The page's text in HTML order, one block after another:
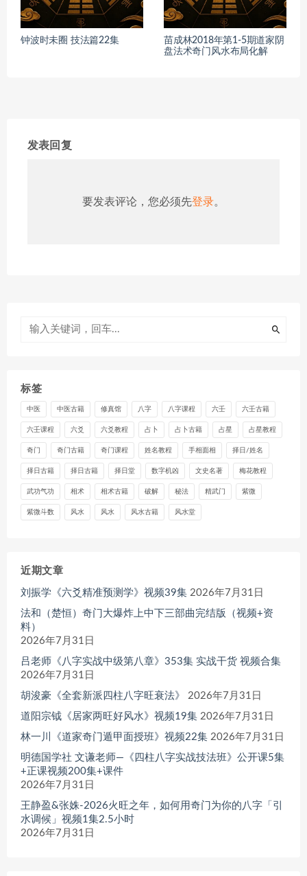
钟波时未圈 技法篇22集
苗成林2018年第1-5期道家阴
盘法术奇门风水布局化解
发表回复
要发表评论，您必须先登录。
标签
中医 中医古籍 修真馆 八字 八字课程 六壬 六壬古籍
六壬课程 六爻 六爻教程 占卜 占卜古籍 占星 占星教程
奇门 奇门古籍 奇门课程 姓名教程 手相面相 择日/姓名
择日古籍 择日古籍 择日堂 数字机凶 文史名著 梅花教程
武功气功 相术 相术古籍 破解 秘法 精武门 紫微
紫微斗数 风水 风水 风水古籍 风水堂
近期文章
刘振学《六爻精准预测学》视频39集 2026年7月31日
法和（楚恒）奇门大爆炸上中下三部曲完结版（视频+资
料）
2026年7月31日
吕老师《八字实战中级第八章》353集 实战干货 视频合集
2026年7月31日
胡浚豪《全套新派四柱八字旺衰法》
2026年7月31日
道阳宗钺《居家两旺好风水》视频19集 2026年7月31日
林一川《道家奇门遁甲面授班》视频22集 2026年7月31日
明德国学社 文谦老师—《四柱八字实战技法班》公开课5集
+正课视频200集+课件
2026年7月31日
王静盈&张姝-2026火旺之年，如何用奇门为你的八字「引
水调候」视频1集2.5小时
2026年7月31日